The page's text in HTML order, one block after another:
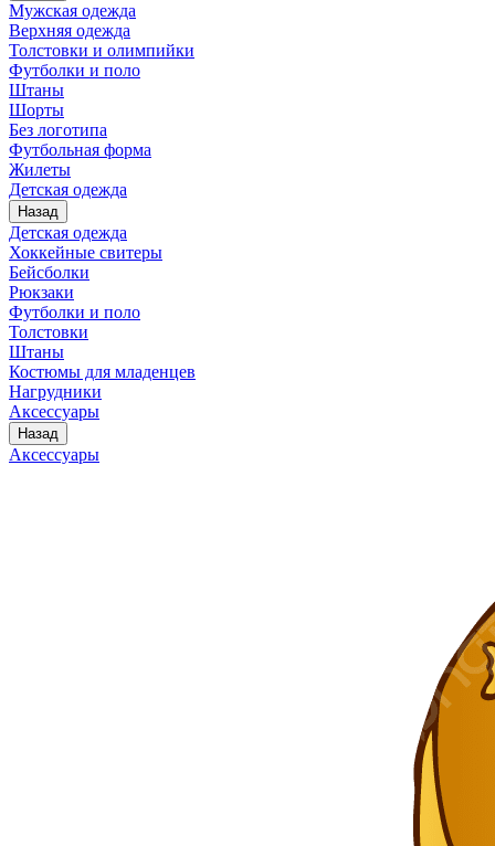
Мужская одежда
Верхняя одежда
Толстовки и олимпийки
Футболки и поло
Штаны
Шорты
Без логотипа
Футбольная форма
Жилеты
Детская одежда
Назад
Детская одежда
Хоккейные свитеры
Бейсболки
Рюкзаки
Футболки и поло
Толстовки
Штаны
Костюмы для младенцев
Нагрудники
Аксессуары
Назад
Аксессуары